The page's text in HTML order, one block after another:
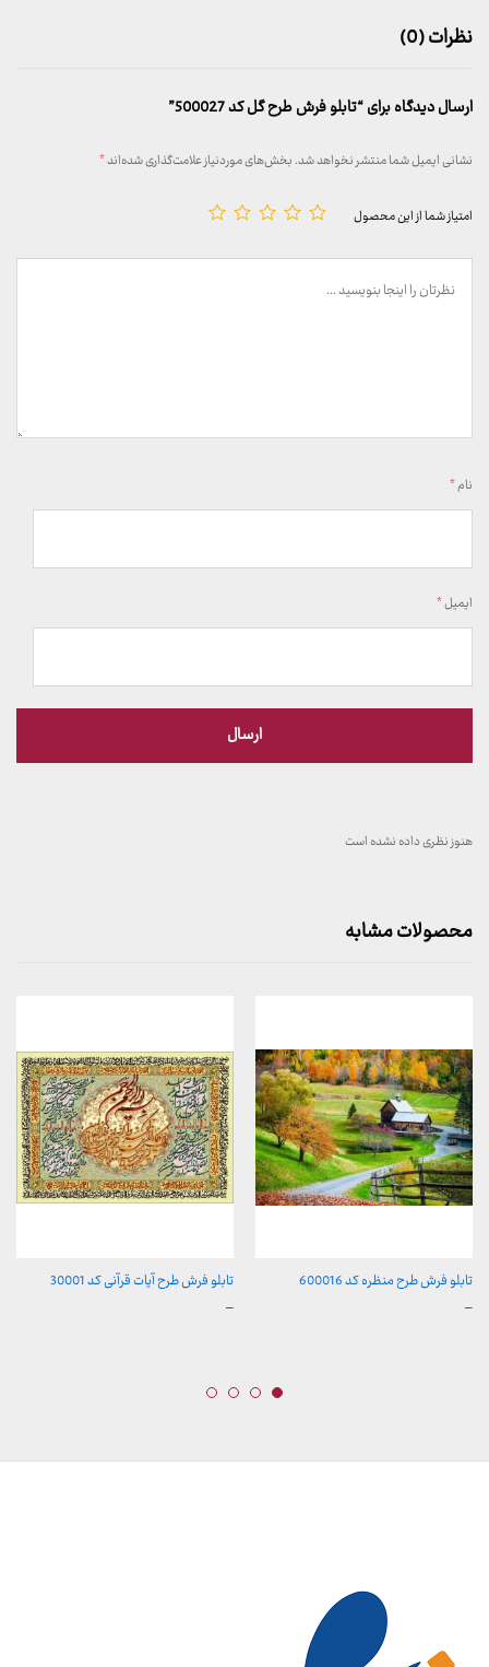
نظرات (0)
ارسال دیدگاه برای “تابلو فرش طرح گل کد 500027”
نشانی ایمیل شما منتشر نخواهد شد.بخش‌های موردنیاز علامت‌گذاری شده‌اند*
امتیاز شما از این محصول
نام*
ایمیل*
هنوز نظری داده نشده است
محصولات مشابه
تابلو فرش طرح منظره کد 600016
–محدوده
تابلو فرش طرح آیات قرآنی کد 30001
–محدوده